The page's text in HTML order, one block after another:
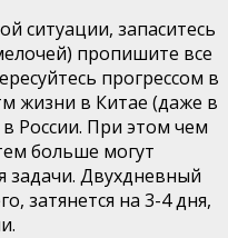
ситуации, запаситесь
пропишите все
прогрессом в
жизни в Китае (даже в
России. При этом чем
больше могут
задачи. Двухдневный
затянется на 3-4 дня,